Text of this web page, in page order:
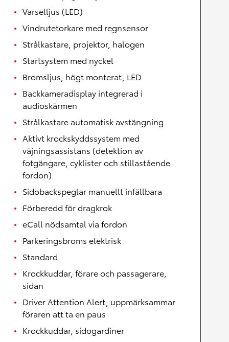
Varselljus (LED)
Vindrutetorkare med regnsensor
Strålkastare, projektor, halogen
Startsystem med nyckel
Bromsljus, högt monterat, LED
Backkameradisplay integrerad i
audioskärmen
Strålkastare automatisk avstängning
Aktivt krockskyddssystem med
väjningsassistans (detektion av
fotgängare, cyklister och stillastående
fordon)
Sidobackspeglar manuellt infällbara
Förberedd för dragkrok
eCall nödsamtal via fordon
Parkeringsbroms elektrisk
Standard
Krockkuddar, förare och passagerare,
sidan
Driver Attention Alert, uppmärksammar
föraren att ta en paus
Krockkuddar, sidogardiner